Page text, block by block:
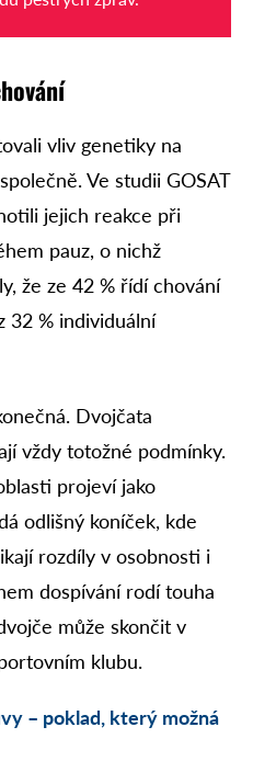
vliv genetiky na
Ve studii GOSAT
jejich reakce při
pauz, o nichž
že ze 42 % řídí chování
32 % individuální
Dvojčata
vždy totožné podmínky.
projeví jako
odlišný koníček, kde
rozdíly v osobnosti i
dospívání rodí touha
může skončit v
klubu.
– poklad, který možná